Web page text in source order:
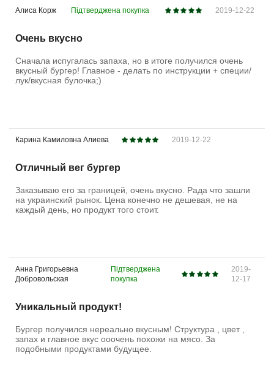
Алиса Корж Підтверджена покупка 2019-12-22
Очень вкусно
Сначала испугалась запаха, но в итоге получился очень
вкусный бургер! Главное - делать по инструкции + специи/
лук/вкусная булочка;)
Карина Камиловна Алиева 2019-12-22
Отличный вег бургер
Заказываю его за границей, очень вкусно. Рада что зашли
на украинский рынок. Цена конечно не дешевая, не на
каждый день, но продукт того стоит.
Анна Григорьевна
Добровольская
Підтверджена
покупка
2019-
12-17
Уникальный продукт!
Бургер получился нереально вкусным! Структура , цвет ,
запах и главное вкус ооочень похожи на мясо. За
подобными продуктами будущее.